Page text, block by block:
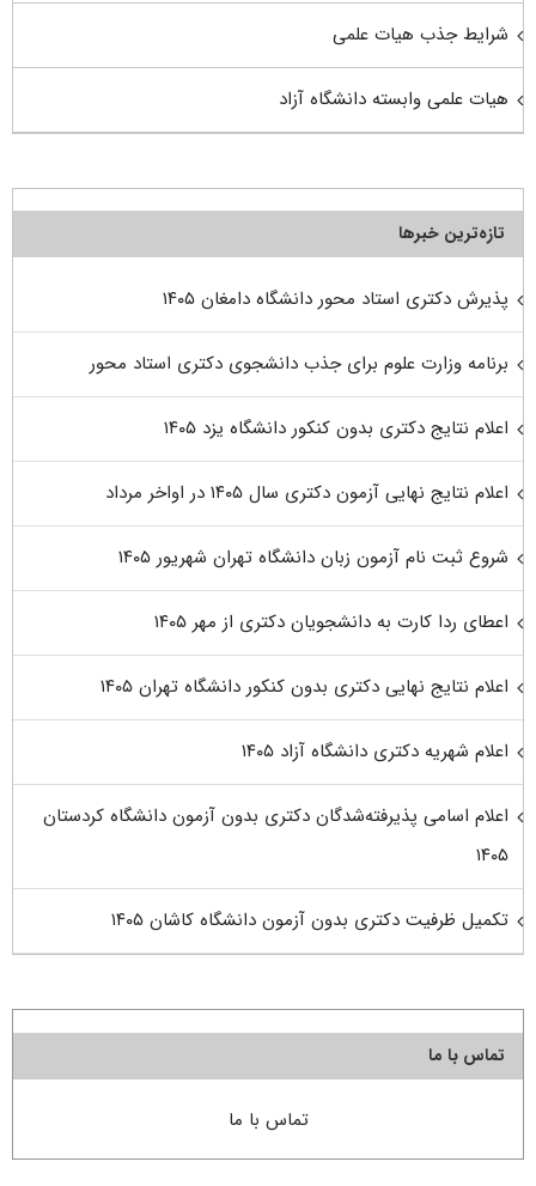
شرایط جذب هیات علمی
هیات علمی وابسته دانشگاه آزاد
تازه‌ترین خبرها
پذیرش دکتری استاد محور دانشگاه دامغان ۱۴۰۵
برنامه وزارت علوم برای جذب دانشجوی دکتری استاد محور
اعلام نتایج دکتری بدون کنکور دانشگاه یزد ۱۴۰۵
اعلام نتایج نهایی آزمون دکتری سال ۱۴۰۵ در اواخر مرداد
شروع ثبت نام آزمون زبان دانشگاه تهران شهریور ۱۴۰۵
اعطای ردا کارت به دانشجویان دکتری از مهر ۱۴۰۵
اعلام نتایج نهایی دکتری بدون کنکور دانشگاه تهران ۱۴۰۵
اعلام شهریه دکتری دانشگاه آزاد ۱۴۰۵
اعلام اسامی پذیرفته‌شدگان دکتری بدون آزمون دانشگاه کردستان
۱۴۰۵
تکمیل ظرفیت دکتری بدون آزمون دانشگاه کاشان ۱۴۰۵
تماس با ما
تماس با ما